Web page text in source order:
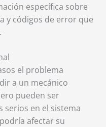
específica sobre
y códigos de error que
el problema
a un mecánico
pueden ser
serios en el sistema
afectar su